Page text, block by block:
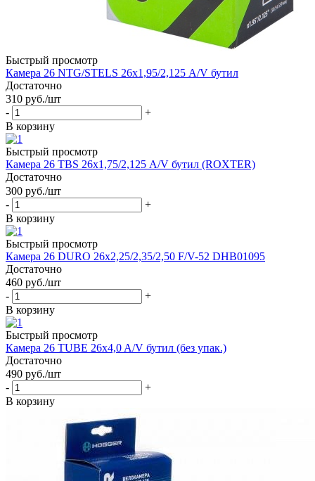
Быстрый просмотр
Камера 26 NTG/STELS 26х1,95/2,125 A/V бутил
Достаточно
310 руб./шт
-
+
В корзину
Быстрый просмотр
Камера 26 TBS 26х1,75/2,125 A/V бутил (ROXTER)
Достаточно
300 руб./шт
-
+
В корзину
Быстрый просмотр
Камера 26 DURO 26х2,25/2,35/2,50 F/V-52 DHB01095
Достаточно
460 руб./шт
-
+
В корзину
Быстрый просмотр
Камера 26 TUBE 26x4,0 A/V бутил (без упак.)
Достаточно
490 руб./шт
-
+
В корзину